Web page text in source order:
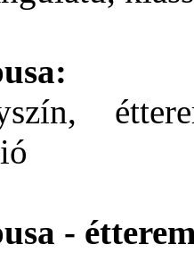
-